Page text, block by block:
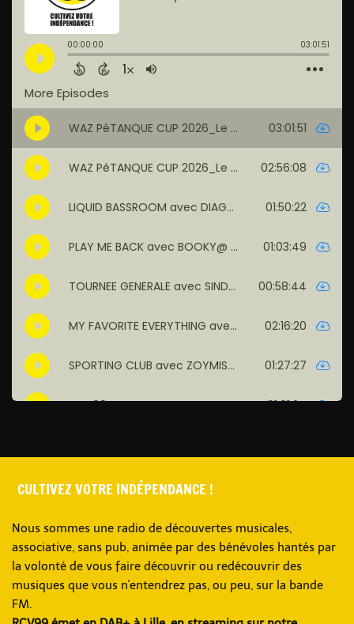
CULTIVEZ VOTRE INDÉPENDANCE !
Nous sommes une radio de découvertes musicales,
associative, sans pub, animée par des bénévoles hantés par
la volonté de vous faire découvrir ou redécouvrir des
musiques que vous n'entendrez pas, ou peu, sur la bande
FM.